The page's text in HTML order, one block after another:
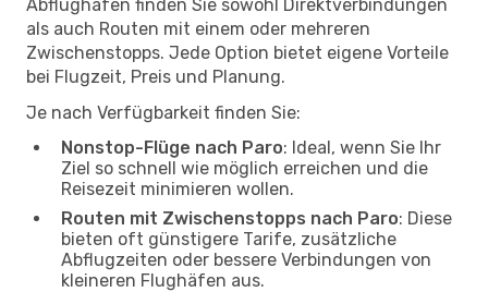
Abflughafen finden Sie sowohl Direktverbindungen
als auch Routen mit einem oder mehreren
Zwischenstopps. Jede Option bietet eigene Vorteile
bei Flugzeit, Preis und Planung.
Je nach Verfügbarkeit finden Sie:
Nonstop-Flüge nach Paro: Ideal, wenn Sie Ihr
Ziel so schnell wie möglich erreichen und die
Reisezeit minimieren wollen.
Routen mit Zwischenstopps nach Paro: Diese
bieten oft günstigere Tarife, zusätzliche
Abflugzeiten oder bessere Verbindungen von
kleineren Flughäfen aus.